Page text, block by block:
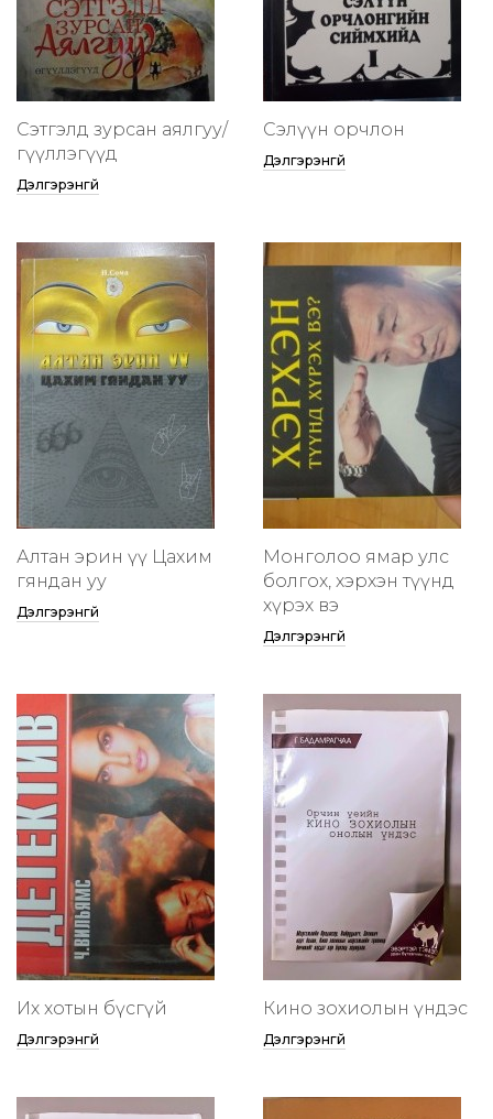
Сэтгэлд зурсан аялгуу/
өгүүллэгүүд
Дэлгэрэнгүй
Сэлүүн орчлон
Дэлгэрэнгүй
Алтан эрин үү Цахим
гяндан уу
Дэлгэрэнгүй
Монголоо ямар улс
болгох, хэрхэн түүнд
хүрэх вэ
Дэлгэрэнгүй
Их хотын бүсгүй
Дэлгэрэнгүй
Кино зохиолын үндэс
Дэлгэрэнгүй